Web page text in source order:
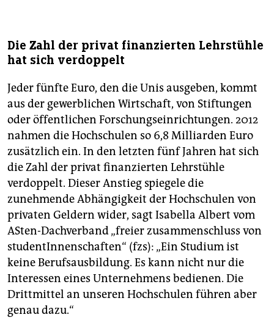
Die Zahl der privat finanzierten Lehrstühle
hat sich verdoppelt
Jeder fünfte Euro, den die Unis ausgeben, kommt
aus der gewerblichen Wirtschaft, von Stiftungen
oder öffentlichen Forschungseinrichtungen. 2012
nahmen die Hochschulen so 6,8 Milliarden Euro
zusätzlich ein. In den letzten fünf Jahren hat sich
die Zahl der privat finanzierten Lehrstühle
verdoppelt. Dieser Anstieg spiegele die
zunehmende Abhängigkeit der Hochschulen von
privaten Geldern wider, sagt Isabella Albert vom
ASten-Dachverband „freier zusammenschluss von
studentInnenschaften“ (fzs): „Ein Studium ist
keine Berufsausbildung. Es kann nicht nur die
Interessen eines Unternehmens bedienen. Die
Drittmittel an unseren Hochschulen führen aber
genau dazu.“